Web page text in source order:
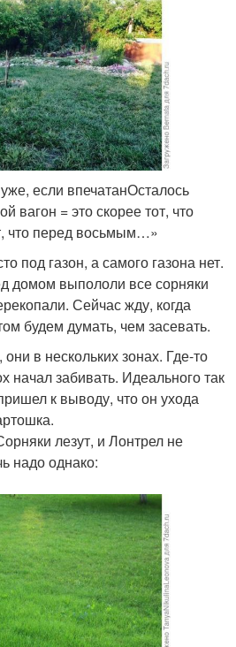
если впечатанОсталось
вагон = это скорее тот, что
что перед восьмым…»
под газон, а самого газона нет.
домом выпололи все сорняки
Сейчас жду, когда
будем думать, чем засевать.
в нескольких зонах. Где-то
начал забивать. Идеального так
к выводу, что он ухода
лезут, и Лонтрел не
надо однако: